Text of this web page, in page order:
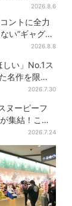
パン＆限定
7日間の夏イ
2026.8.6
ントに全力
い”ギャグに
2026.8.8
しい」No.1ス
名作を限定
2026.7.30
ヌーピーフ
集結！ここ
2026.7.24